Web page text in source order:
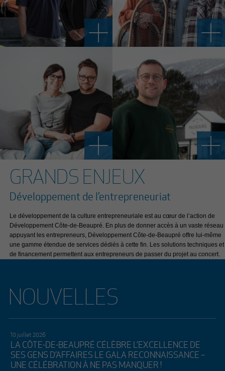
GRANDS ENJEUX
Développement de l’entrepreneuriat
Le développement de la culture entrepreneuriale est au cœur de l’action de
Développement Côte-de-Beaupré. En plus de donner accès à un vaste réseau
appuyant les entrepreneurs, Développement Côte-de-Beaupré offre lui-même
une gamme étendue de services dédiés à cette fin. Les solutions techniques et
de financement permettent aux entrepreneurs de passer du projet au concert.
NOUVELLES
10 juillet 2026
LA CÔTE-DE-BEAUPRÉ CÉLÈBRE L’EXCELLENCE DE
SES GENS D’AFFAIRES LE GALA RECONNAISSANCE –
UNE CÉLÉBRATION À NE PAS MANQUER !